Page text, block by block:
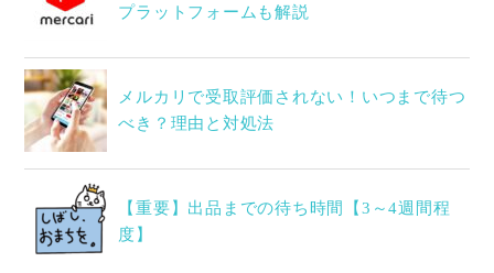
プラットフォームも解説
メルカリで受取評価されない！いつまで待つ
べき？理由と対処法
【重要】出品までの待ち時間【3～4週間程
度】